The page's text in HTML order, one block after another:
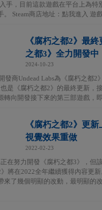
手，目前這款遊戲在平台上為特
。 Steam商店地址：點我進入 遊
《腐朽之都2》最
之都3》全力開發中
2024-10-23
發商Undead Labs為《腐朽之都2
是《腐朽之都2》的最終更新，
轉向開發接下來的第三部遊戲，
《腐朽之都2》更
視覺效果重做
2022-02-23
正在努力開發《腐朽之都3》，但
》將在2022全年繼續獲得內容更
來了幾個明顯的改動，最明顯的